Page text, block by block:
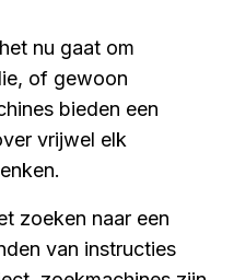
nu gaat om
of gewoon
bieden een
vrijwel elk
zoeken naar een
van instructies